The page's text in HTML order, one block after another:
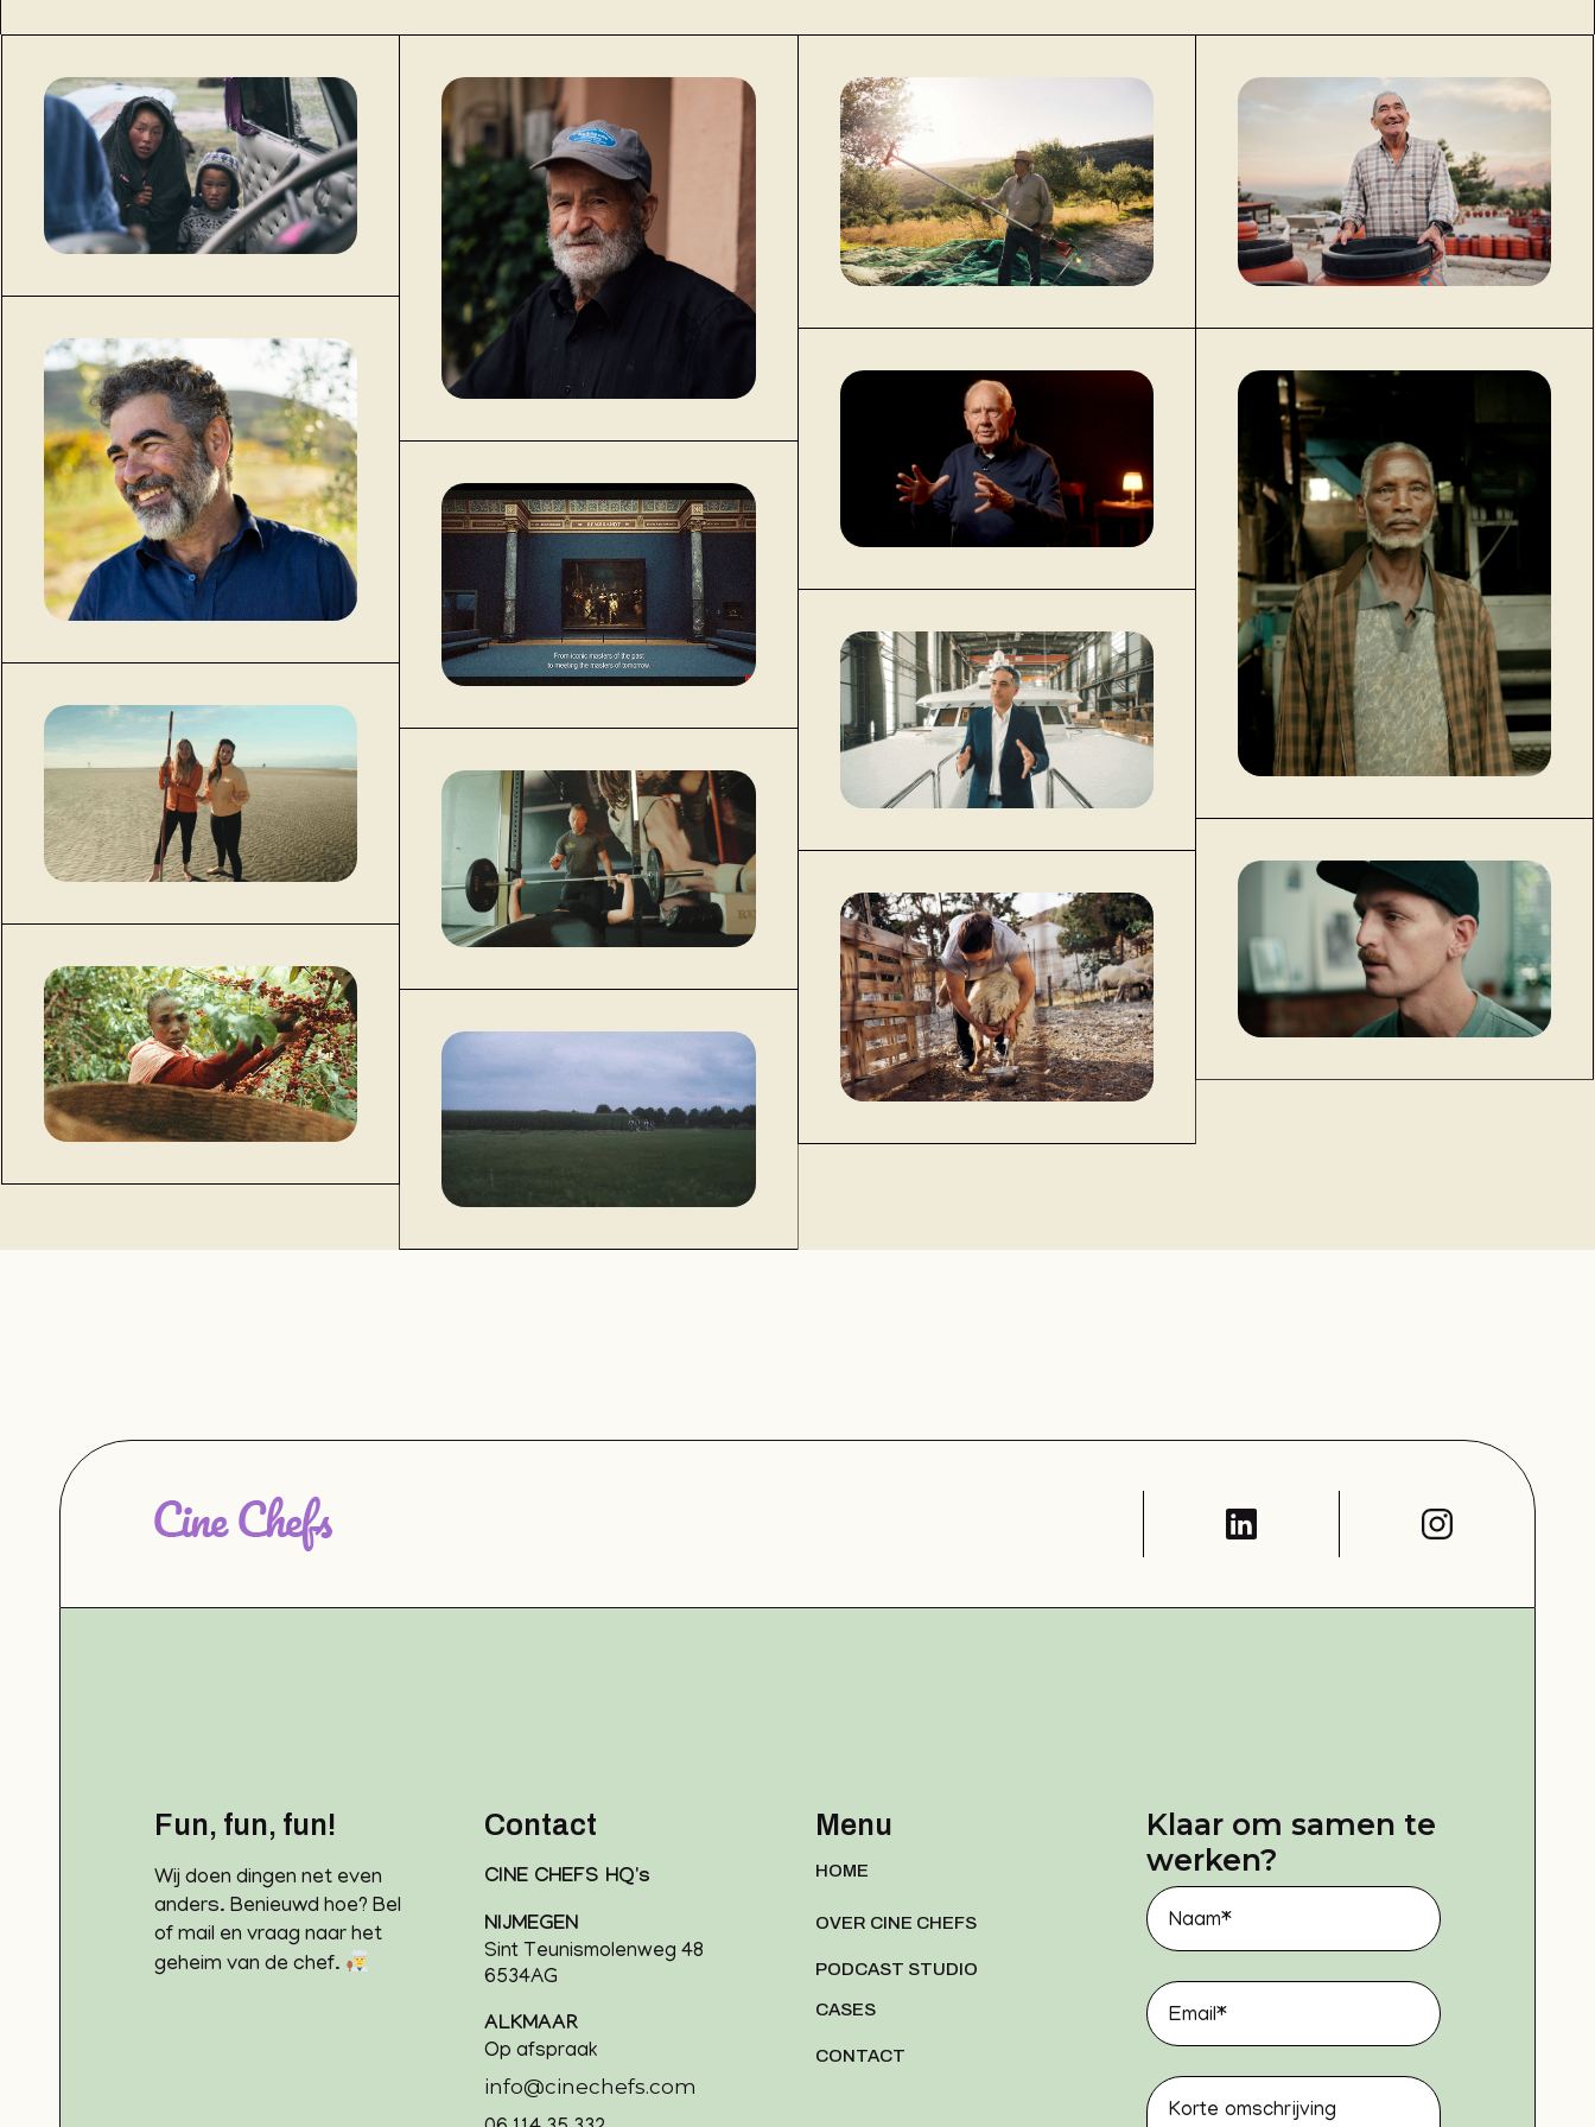
Fun, fun, fun!
Wij doen dingen net even
anders. Benieuwd hoe? Bel
of mail en vraag naar het
geheim van de chef.
Contact
CINE CHEFS HQ's
NIJMEGEN
Sint Teunismolenweg 48
6534AG
ALKMAAR
Op afspraak
info@cinechefs.com
Menu
HOME
OVER CINE CHEFS
PODCAST STUDIO
CASES
CONTACT
Klaar om samen te
werken?